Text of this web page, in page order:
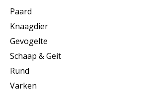
Paard
Knaagdier
Gevogelte
Schaap & Geit
Rund
Varken